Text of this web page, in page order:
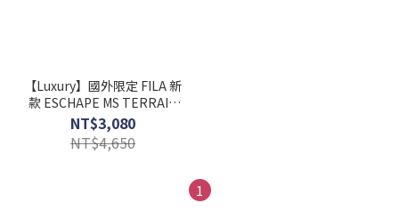
【Luxury】國外限定 FILA 新
款 ESCHAPE MS TERRAIN
CRUSHER 韓韶禧同款球鞋
黑銀灰三色 男女款
NT$3,080
NT$4,650
1